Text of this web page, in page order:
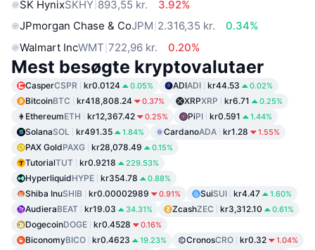
SK HynixSKHY 893,55 kr.
3.92%
JPmorgan Chase & CoJPM 2.316,35 kr.
0.34%
Walmart IncWMT 722,96 kr. 0.20%
Mest besøgte kryptovalutaer
CasperCSPR kr0.0124 0.05% ADIADI kr44.53 0.02%
BitcoinBTC kr418,808.24 0.37% XRPXRP kr6.71 0.25%
EthereumETH kr12,367.42 0.25% PiPI kr0.591 1.44%
SolanaSOL kr491.35 1.84% CardanoADA kr1.28 1.55%
PAX GoldPAXG kr28,078.49 0.15%
TutorialTUT kr0.9218 229.53%
HyperliquidHYPE kr354.78 0.88%
Shiba InuSHIB kr0.00002989 0.91% SuiSUI kr4.47 1.60%
AudieraBEAT kr19.03 34.31% ZcashZEC kr3,312.10 0.61%
DogecoinDOGE kr0.4528 0.16%
BiconomyBICO kr0.4623 19.23% CronosCRO kr0.32 1.04%